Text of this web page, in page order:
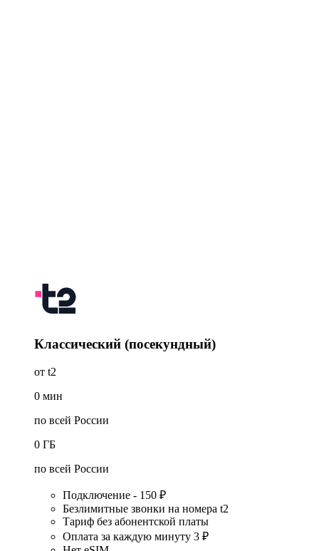
Классический (посекундный)
от t2
0 мин
по всей России
0 ГБ
по всей России
Подключение - 150 ₽
Безлимитные звонки на номера t2
Тариф без абонентской платы
Оплата за каждую минуту 3 ₽